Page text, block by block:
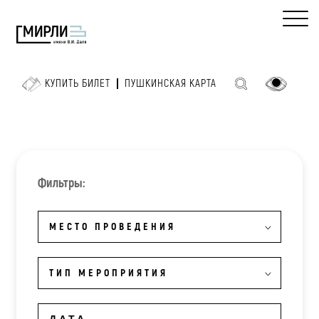
КУПИТЬ БИЛЕТ ПУШКИНСКАЯ КАРТА
Фильтры:
МЕСТО ПРОВЕДЕНИЯ
ТИП МЕРОПРИЯТИЯ